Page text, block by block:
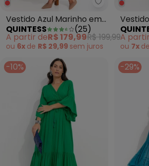
Quintess -
Vestido Azul Marinho em
Crepe Plano
QUINTESS (25)
A partir deR$ 179,99R$ 199,99
ou 6x de R$ 29,99 sem juros
Chiffon
A
ou 7x de
-10% -29%